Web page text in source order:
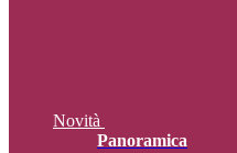
Novità
Panoramica